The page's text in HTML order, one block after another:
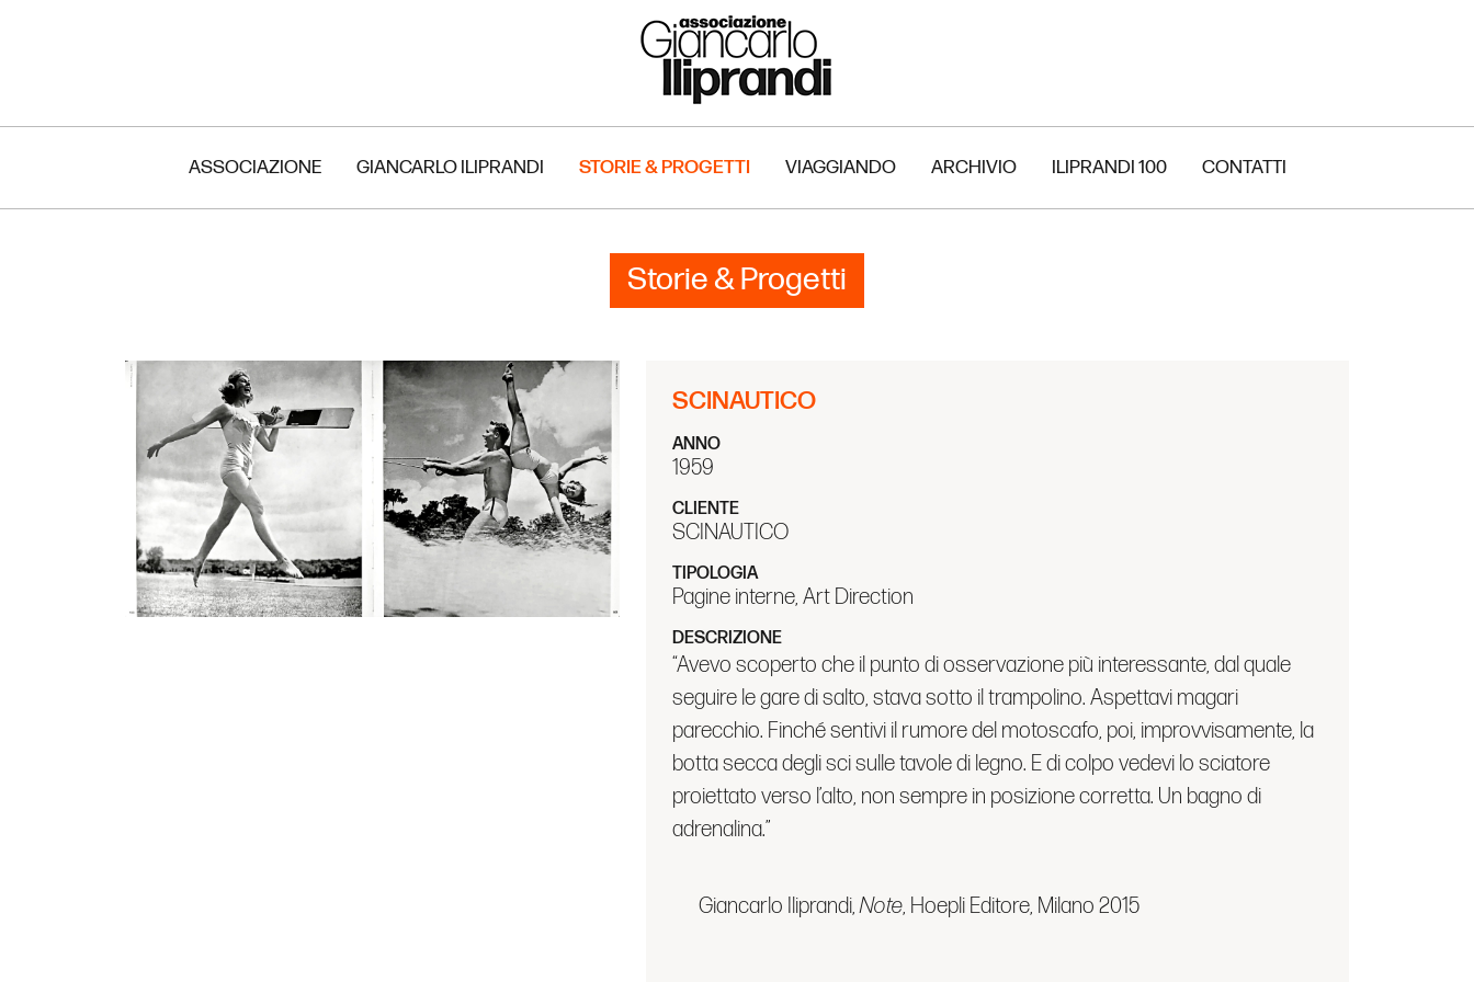
ASSOCIAZIONE GIANCARLO ILIPRANDI STORIE & PROGETTI VIAGGIANDO ARCHIVIO ILIPRANDI 100 CONTATTI
Storie & Progetti
SCINAUTICO
ANNO
1959
CLIENTE
SCINAUTICO
TIPOLOGIA
Pagine interne, Art Direction
DESCRIZIONE
“Avevo scoperto che il punto di osservazione più interessante, dal quale
seguire le gare di salto, stava sotto il trampolino. Aspettavi magari
parecchio. Finché sentivi il rumore del motoscafo, poi, improvvisamente, la
botta secca degli sci sulle tavole di legno. E di colpo vedevi lo sciatore
proiettato verso l’alto, non sempre in posizione corretta. Un bagno di
adrenalina.”
Giancarlo Iliprandi,Note, Hoepli Editore, Milano 2015